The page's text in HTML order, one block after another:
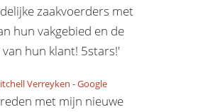
zaakvoerders met
hun vakgebied en de
hun klant! 5stars!'
Verreyken -Google
met mijn nieuwe